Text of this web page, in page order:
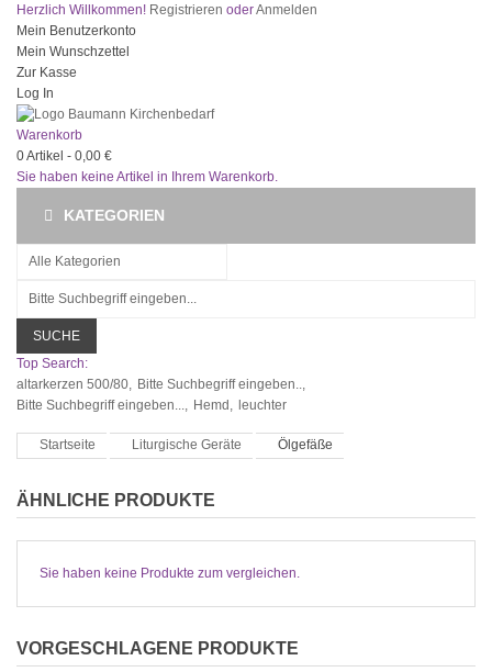
Herzlich Willkommen! Registrieren oderAnmelden
Mein Benutzerkonto
Mein Wunschzettel
Zur Kasse
Log In
Warenkorb
0Artikel - 0,00 €
Sie haben keine Artikel in Ihrem Warenkorb.
KATEGORIEN
SUCHE
Top Search:
altarkerzen 500/80, Bitte Suchbegriff eingeben..,
Bitte Suchbegriff eingeben..., Hemd, leuchter
Startseite Liturgische Geräte Ölgefäße
ÄHNLICHE PRODUKTE
Sie haben keine Produkte zum vergleichen.
VORGESCHLAGENE PRODUKTE